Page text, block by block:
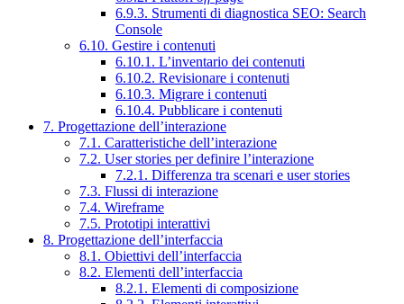
6.9.3. Strumenti di diagnostica SEO: Search
Console
6.10. Gestire i contenuti
6.10.1. L’inventario dei contenuti
6.10.2. Revisionare i contenuti
6.10.3. Migrare i contenuti
6.10.4. Pubblicare i contenuti
7. Progettazione dell’interazione
7.1. Caratteristiche dell’interazione
7.2. User stories per definire l’interazione
7.2.1. Differenza tra scenari e user stories
7.3. Flussi di interazione
7.4. Wireframe
7.5. Prototipi interattivi
8. Progettazione dell’interfaccia
8.1. Obiettivi dell’interfaccia
8.2. Elementi dell’interfaccia
8.2.1. Elementi di composizione